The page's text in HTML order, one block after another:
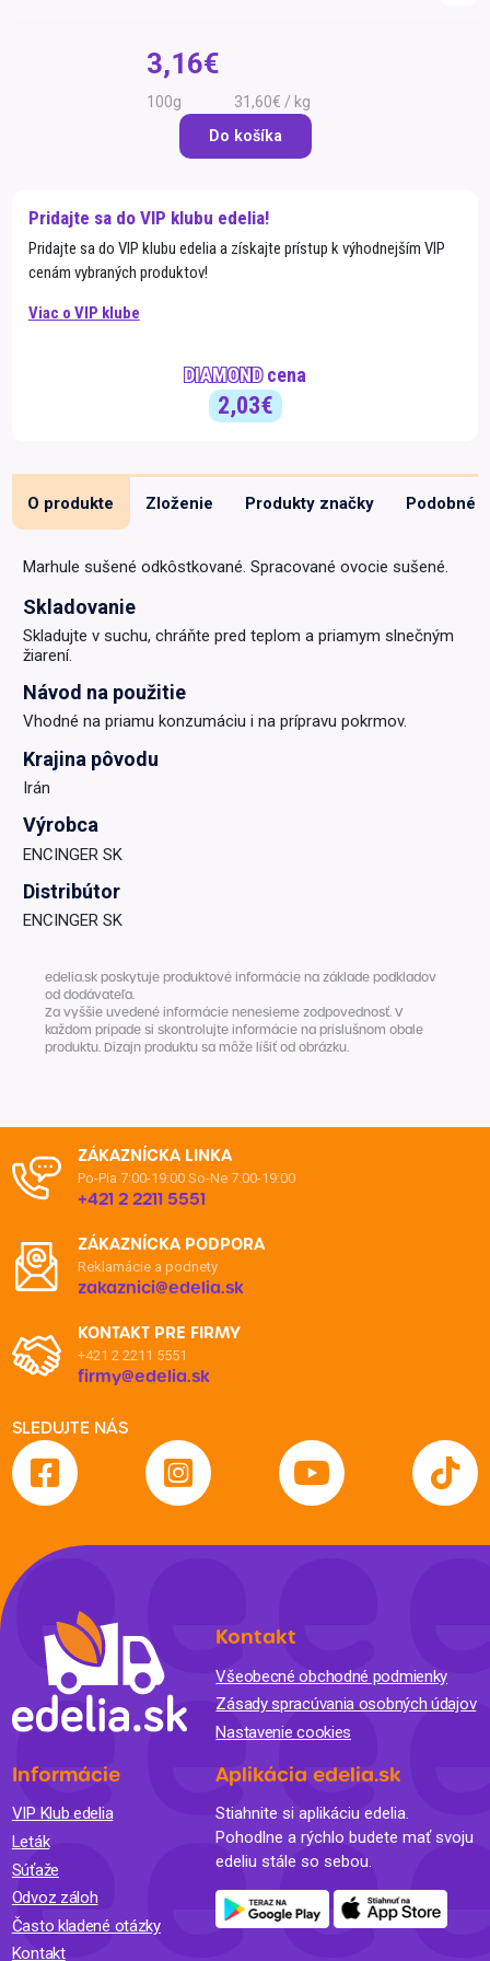
Darčekové
poukazy
Recepty
Domáci miláčikovia
Lekáreň
3,16€
100g 31,60€ / kg
Do košíka
Pridajte sa do VIP klubu edelia!
Pridajte sa do VIP klubu edelia a získajte prístup k výhodnejším VIP
cenám vybraných produktov!
Viac o VIP klube
DIAMONDcena
2,03€
O produkte Zloženie Produkty značky Podobné
Marhule sušené odkôstkované. Spracované ovocie sušené.
Skladovanie
Skladujte v suchu, chráňte pred teplom a priamym slnečným
žiarení.
Návod na použitie
Vhodné na priamu konzumáciu i na prípravu pokrmov.
Krajina pôvodu
Irán
Výrobca
ENCINGER SK
Distribútor
ENCINGER SK
edelia.sk poskytuje produktové informácie na základe podkladov
od dodávateľa.
Za vyššie uvedené informácie nenesieme zodpovednosť. V
každom prípade si skontrolujte informácie na príslušnom obale
produktu. Dizajn produktu sa môže líšiť od obrázku.
ZÁKAZNÍCKA LINKA
Po-Pia 7:00-19:00 So-Ne 7:00-19:00
+421 2 2211 5551
ZÁKAZNÍCKA PODPORA
Reklamácie a podnety
zakaznici@edelia.sk
KONTAKT PRE FIRMY
+421 2 2211 5551
firmy@edelia.sk
SLEDUJTE NÁS
Kontakt
Všeobecné obchodné podmienky
Zásady spracúvania osobných údajov
Nastavenie cookies
Informácie
VIP Klub edelia
Leták
Súťaže
Odvoz záloh
Často kladené otázky
Kontakt
Aplikácia edelia.sk
Stiahnite si aplikáciu edelia.
Pohodlne a rýchlo budete mať svoju
edeliu stále so sebou.